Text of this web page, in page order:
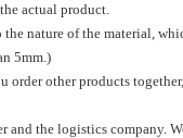
actual product.
nature of the material,
5mm.)
other products
the logistics company.